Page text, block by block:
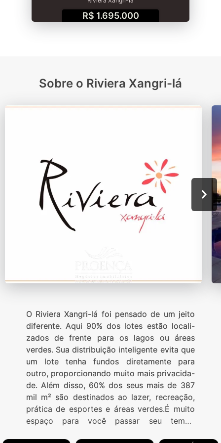
R$ 1.695.000
Sobre o Riviera Xangri-lá
O Riviera Xangri-lá foi pensado de um jeito
diferente. Aqui 90% dos lotes estão locali-
zados de frente para os lagos ou áreas
verdes. Sua distribuição inteligente evita que
um lote tenha fundos diretamente para
outro, proporcionando muito mais privacida-
de. Além disso, 60% dos seus mais de 387
mil m² são destinados ao lazer, recreação,
prática de esportes e áreas verdes.É muito
espaço para você passar seu tempo